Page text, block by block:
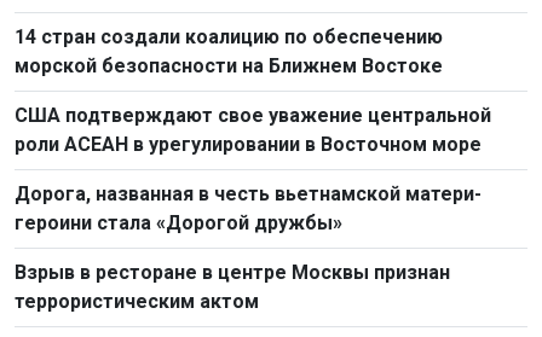
14 стран создали коалицию по обеспечению
морской безопасности на Ближнем Востоке
США подтверждают свое уважение центральной
роли АСЕАН в урегулировании в Восточном море
Дорога, названная в честь вьетнамской матери-
героини стала «Дорогой дружбы»
Взрыв в ресторане в центре Москвы признан
террористическим актом